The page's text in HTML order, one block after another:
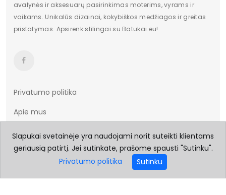
avalynės ir aksesuarų pasirinkimas moterims, vyrams ir
vaikams. Unikalūs dizainai, kokybiškos medžiagos ir greitas
pristatymas. Apsirenk stilingai su Batukai.eu!
Privatumo politika
Apie mus
Taisyklės ir sąlygos
Prekių pristatymas
Slapukai svetainėje yra naudojami norit suteikti klientams
geriausią patirtį. Jei sutinkate, prašome spausti "Sutinku".
Privatumo politika
Sutinku